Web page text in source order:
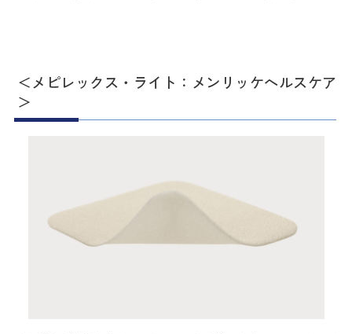
＜メピレックス・ライト：メンリッケヘルスケア
＞